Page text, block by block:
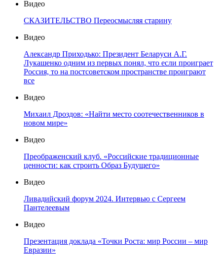
Видео
СКАЗИТЕЛЬСТВО Переосмысляя старину
Видео
Александр Приходько: Президент Беларуси А.Г.
Лукашенко одним из первых понял, что если проиграет
Россия, то на постсоветском пространстве проиграют
все
Видео
Михаил Дроздов: «Найти место соотечественников в
новом мире»
Видео
Преображенский клуб. «Российские традиционные
ценности: как строить Образ Будущего»
Видео
Ливадийский форум 2024. Интервью с Сергеем
Пантелеевым
Видео
Презентация доклада «Точки Роста: мир России – мир
Евразии»